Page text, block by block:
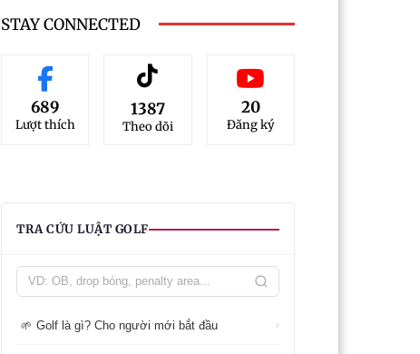
STAY CONNECTED
689
Lượt thích
1387
Theo dõi
20
Đăng ký
TRA CỨU LUẬT GOLF
🌱 Golf là gì? Cho người mới bắt đầu ›